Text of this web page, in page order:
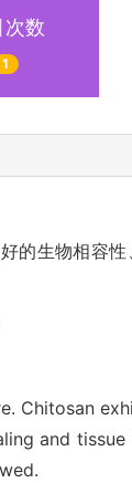
次数
1
的生物相容
Chitosan
and